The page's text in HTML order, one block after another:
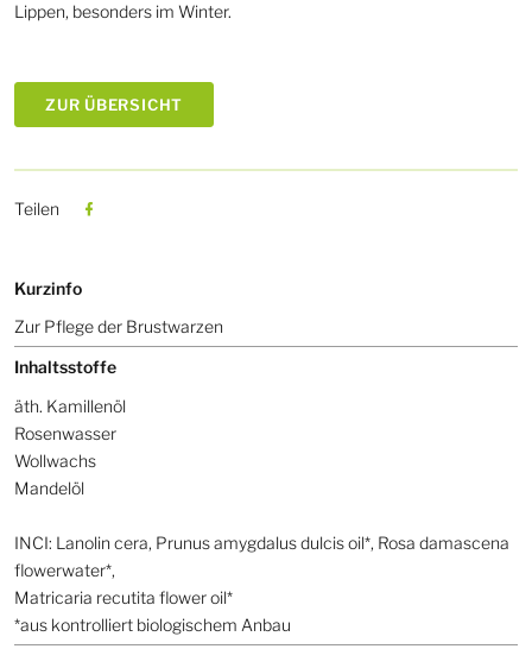
Lippen, besonders im Winter.
ZUR ÜBERSICHT
Teilen
Kurzinfo
Zur Pflege der Brustwarzen
Inhaltsstoffe
äth. Kamillenöl
Rosenwasser
Wollwachs
Mandelöl
INCI: Lanolin cera, Prunus amygdalus dulcis oil*, Rosa damascena
flowerwater*,
Matricaria recutita flower oil*
*aus kontrolliert biologischem Anbau